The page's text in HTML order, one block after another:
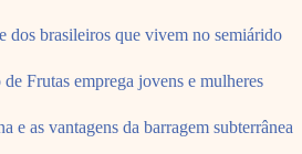
dos brasileiros que vivem no semiárido
Frutas emprega jovens e mulheres
e as vantagens da barragem subterrânea